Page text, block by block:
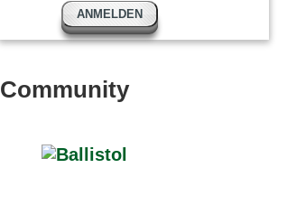
ANMELDEN
Community